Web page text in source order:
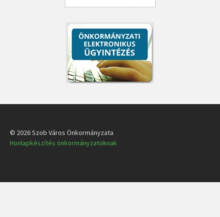
© 2026 Szob Város Önkormányzata
Honlapkészítés önkormányzatoknak